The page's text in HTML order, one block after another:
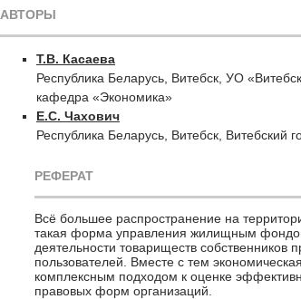
АВТОРЫ
Т.В. Касаева
Республика Беларусь, Витебск, УО
кафедра «Экономика»
Е.С. Чахович
Республика Беларусь, Витебск, Витебский
РЕФЕРАТ
Всё большее распространение на
такая форма управления жилищным
деятельности товариществ
пользователей. Вместе с тем
комплексным подходом к оценке
правовых форм организаций.